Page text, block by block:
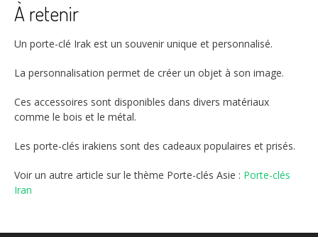
À retenir
Un porte-clé Irak est un souvenir unique et personnalisé.
La personnalisation permet de créer un objet à son image.
Ces accessoires sont disponibles dans divers matériaux
comme le bois et le métal.
Les porte-clés irakiens sont des cadeaux populaires et prisés.
Voir un autre article sur le thème Porte-clés Asie : Porte-clés
Iran